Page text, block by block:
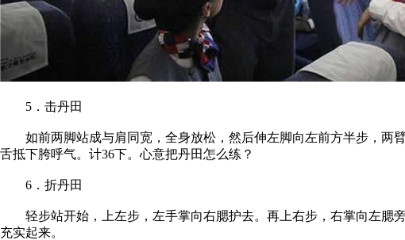
5．击丹田
如前两脚站成与肩同宽，全身放松，然后伸左脚向左前方半步，两臂
舌抵下胯呼气。计36下。心意把丹田怎么练？
6．折丹田
轻步站开始，上左步，左手掌向右腮护去。再上右步，右掌向左腮旁
充实起来。